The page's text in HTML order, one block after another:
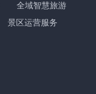
全域智慧旅游
景区运营服务